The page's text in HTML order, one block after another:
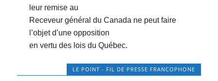
leur remise au
Receveur général du Canada ne peut faire
l’objet d’une opposition
en vertu des lois du Québec.
LE POINT - FIL DE PRESSE FRANCOPHONE